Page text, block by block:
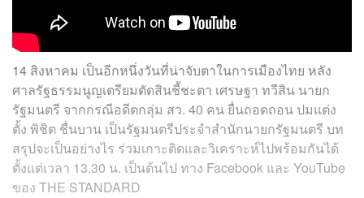
14 สิงหาคม เป็นอีกหนึ่งวันที่น่าจับตาในการเมืองไทย หลัง
ศาลรัฐธรรมนูญเตรียมตัดสินชี้ชะตา เศรษฐา ทวีสิน นายก
รัฐมนตรี จากกรณีอดีตกลุ่ม สว. 40 คน ยื่นถอดถอน ปมแต่ง
ตั้ง พิชิต ชื่นบาน เป็นรัฐมนตรีประจำสำนักนายกรัฐมนตรี บท
สรุปจะเป็นอย่างไร ร่วมเกาะติดและวิเคราะห์ไปพร้อมกันได้
ตั้งแต่เวลา 13.30 น. เป็นต้นไป ทาง Facebook และ YouTube
ของ THE STANDARD